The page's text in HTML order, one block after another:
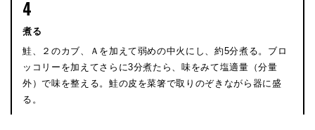
4
煮る
鮭、２のカブ、Ａを加えて弱めの中火にし、約5分煮る。ブロ
ッコリーを加えてさらに3分煮たら、味をみて塩適量（分量
外）で味を整える。鮭の皮を菜箸で取りのぞきながら器に盛
る。